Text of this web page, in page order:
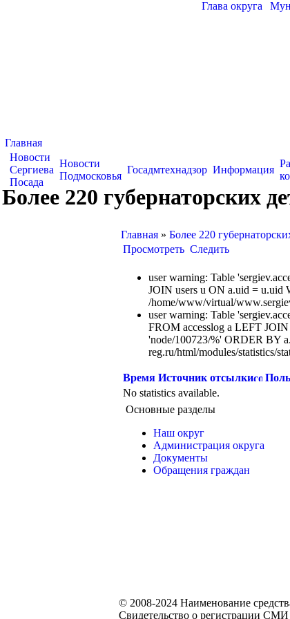
Глава округа
Главная
Новости
Сергиева
Посада
Новости
Подмосковья
Госадмтехнадзор Информация
Более 220 губернаторских
Главная » Более 220
Просмотреть Следить
user warning: Table
JOIN users u ON a.uid = u.uid
/home/www/virtual/
user warning: Table
FROM accesslog a LEFT
'node/100723/%' ORDER BY
reg.ru/html/modules/statistics/
Время Источник отсылки
No statistics available.
Основные разделы
Наш округ
Администрация округа
Документы
Обращения граждан
© 2008-2024 Наименование
Свидетельство о регистрации